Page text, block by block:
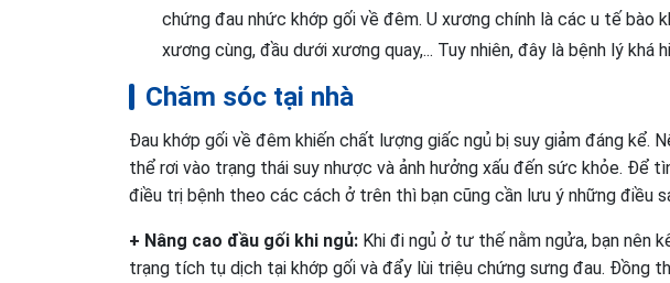
chứng đau nhức khớp gối về đêm. U xương chính là các u tế bào
xương cùng, đầu dưới xương quay,... Tuy nhiên, đây là bệnh lý khá
Chăm sóc tại nhà
Đau khớp gối về đêm khiến chất lượng giấc ngủ bị suy giảm đáng kể.
thể rơi vào trạng thái suy nhược và ảnh hưởng xấu đến sức khỏe. Để
điều trị bệnh theo các cách ở trên thì bạn cũng cần lưu ý những điều
+ Nâng cao đầu gối khi ngủ: Khi đi ngủ ở tư thế nằm ngửa, bạn nên
trạng tích tụ dịch tại khớp gối và đẩy lùi triệu chứng sưng đau. Đồng